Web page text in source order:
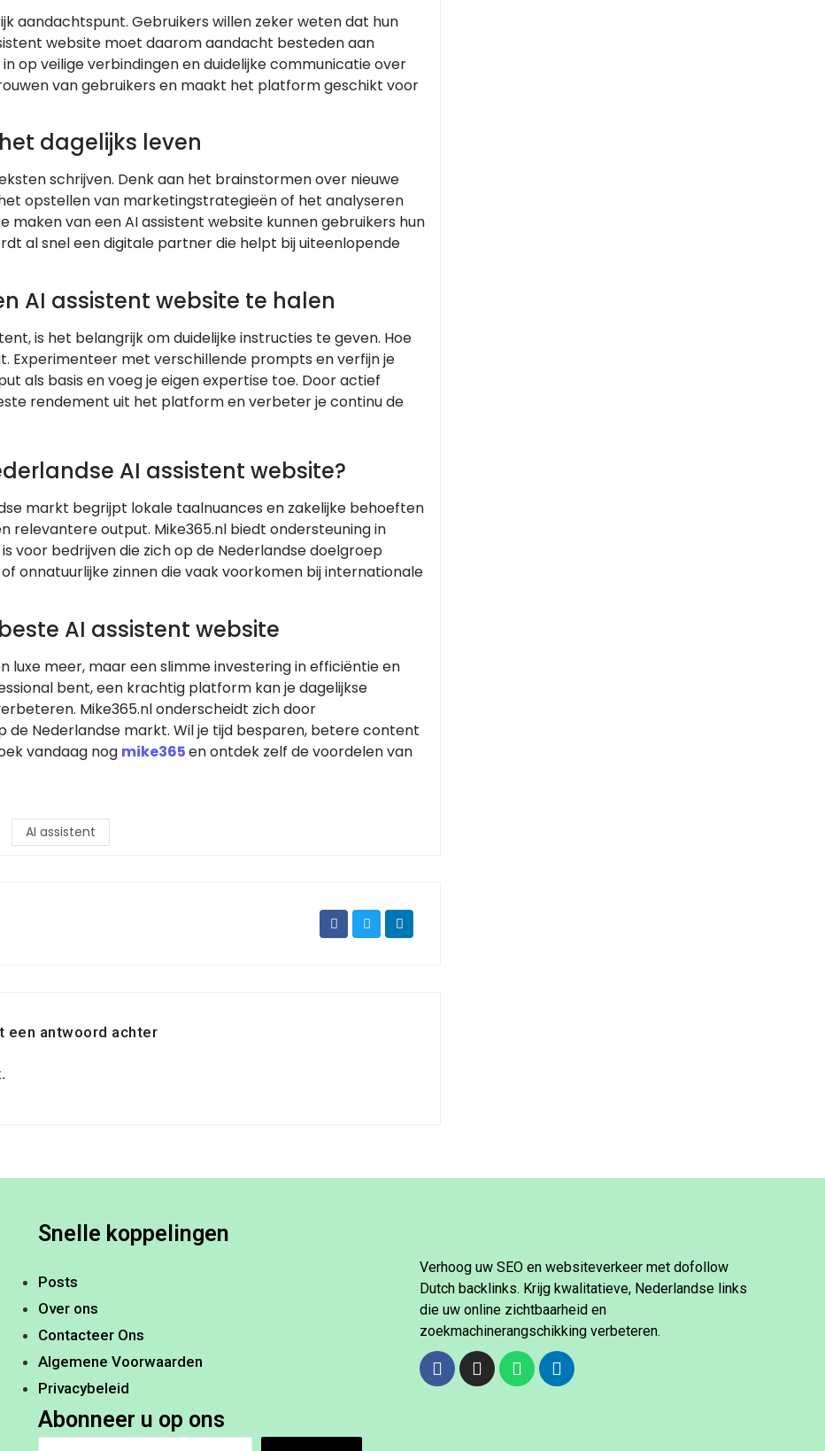
aandachtspunt. Gebruikers willen zeker weten dat hun
website moet daarom aandacht besteden aan
op veilige verbindingen en duidelijke communicatie over
van gebruikers en maakt het platform geschikt voor
dagelijks leven
schrijven. Denk aan het brainstormen over nieuwe
opstellen van marketingstrategieën of het analyseren
maken van een AI assistent website kunnen gebruikers hun
al snel een digitale partner die helpt bij uiteenlopende
AI assistent website te halen
is het belangrijk om duidelijke instructies te geven. Hoe
Experimenteer met verschillende prompts en verfijn je
als basis en voeg je eigen expertise toe. Door actief
rendement uit het platform en verbeter je continu de
AI assistent website?
markt begrijpt lokale taalnuances en zakelijke behoeften
relevantere output. Mike365.nl biedt ondersteuning in
voor bedrijven die zich op de Nederlandse doelgroep
onnatuurlijke zinnen die vaak voorkomen bij internationale
AI assistent website
luxe meer, maar een slimme investering in efficiëntie en
bent, een krachtig platform kan je dagelijkse
Mike365.nl onderscheidt zich door
de Nederlandse markt. Wil je tijd besparen, betere content
vandaag nog mike365en ontdek zelf de voordelen van
AI assistent
een antwoord achter
Snelle koppelingen
Posts
Over ons
Contacteer Ons
Algemene Voorwaarden
Privacybeleid
Abonneer u op ons
Verhoog uw SEO en websiteverkeer met dofollow
Dutch backlinks. Krijg kwalitatieve, Nederlandse links
die uw online zichtbaarheid en
zoekmachinerangschikking verbeteren.